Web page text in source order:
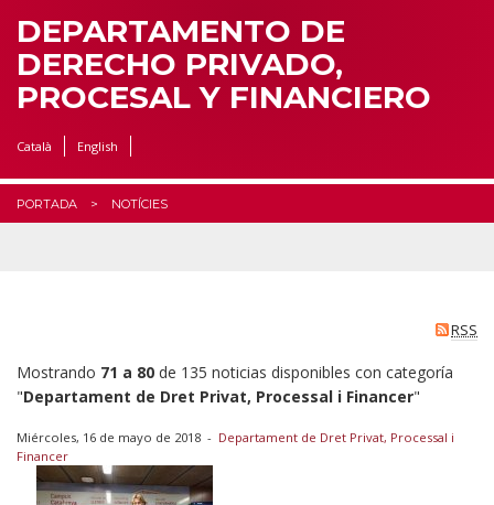
DEPARTAMENTO DE
DERECHO PRIVADO,
PROCESAL Y FINANCIERO
Català English
PORTADA NOTÍCIES
RSS
Mostrando 71 a 80 de 135 noticias disponibles con categoría
"Departament de Dret Privat, Processal i Financer"
Miércoles, 16 de mayo de 2018 - Departament de Dret Privat, Processal i
Financer